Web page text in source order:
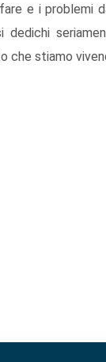
e i problemi
si dedichi
che stiamo